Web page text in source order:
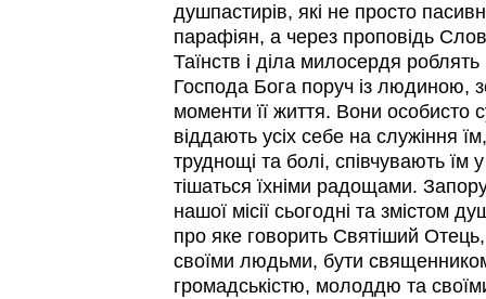
душпастирів, які не просто
парафіян, а через проповідь
Таїнств і діла милосердя
Господа Бога поруч із людиною,
моменти її життя. Вони особисто
віддають усіх себе на служіння
труднощі та болі, співчувають їм
тішаться їхніми радощами.
нашої місії сьогодні та змістом
про яке говорить Святіший
своїми людьми, бути
громадськістю, молоддю та